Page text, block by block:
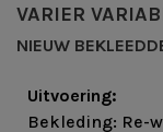
VARIER
NIEUW
Uitvoering:
Bekleding: Re-